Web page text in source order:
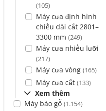
(105)
Máy cưa định hình
chiều dài cắt 2801–
3300 mm (249)
Máy cưa nhiều lưỡi
(217)
Máy cưa vòng (165)
Máy cưa cắt (133)
Xem thêm
Máy bào gỗ (1.154)